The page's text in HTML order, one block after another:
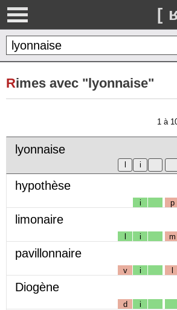
[
Rimes avec "lyonnaise"
1 à
lyonnaise
hypothèse
i p
limonaire
l i m
pavillonnaire
v i l
Diogène
d i